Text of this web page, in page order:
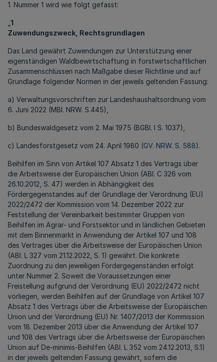
1. Nummer 1 wird wie folgt gefasst:
1
Zuwendungszweck, Rechtsgrundlagen
Das Land gewährt Zuwendungen zur Unterstützung einer
eigenständigen Waldbewirtschaftung in forstwirtschaftlichen
Zusammenschlüssen nach Maßgabe dieser Richtlinie und auf
Grundlage folgender Normen in der jeweils geltenden Fassung:
a) Verwaltungsvorschriften zur Landeshaushaltsordnung vom
6. Juni 2022 (MBl. NRW. S.445),
b) Bundeswaldgesetz vom 2. Mai 1975 (BGBl. I S. 1037),
c) Landesforstgesetz vom 24. April 1980 (GV. NRW. S. 588).
Beihilfen im Sinn von Artikel 107 Absatz 1 des Vertrags über
die Arbeitsweise der Europäischen Union (ABl. C 326 vom
26.10.2012, S. 47) werden in Abhängigkeit des
Fördergegenstandes auf der Grundlage der Verordnung (EU)
2022/2472 der Kommission vom 14. Dezember 2022 zur
Feststellung der Vereinbarkeit bestimmter Gruppen von
Beihilfen im Agrar- und Forstsektor und in ländlichen Gebieten
mit dem Binnenmarkt in Anwendung der Artikel 107 und 108
des Vertrages über die Arbeitsweise der Europäischen Union
(ABl. L 327 vom 21.12.2022, S. 1) gewährt. Die konkrete
Zuordnung zu den jeweiligen Fördergegenständen erfolgt
unter Nummer 2. Soweit die Voraussetzungen einer
Freistellung aufgrund der Verordnung (EU) 2022/2472 nicht
vorliegen, werden Beihilfen auf der Grundlage von Artikel 107
Absatz 1 des Vertrags über die Arbeitsweise der Europäischen
Union und der Verordnung (EU) Nr. 1407/2013 der Kommission
vom 18. Dezember 2013 über die Anwendung der Artikel 107
und 108 des Vertrags über die Arbeitsweise der Europäischen
Union auf De-minimis-Beihilfen (ABl. L 352 vom 24.12.2013, S.1)
in der jeweils geltenden Fassung gewährt, sofern die